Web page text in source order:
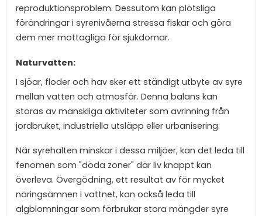
reproduktionsproblem. Dessutom kan plötsliga
förändringar i syrenivåerna stressa fiskar och göra
dem mer mottagliga för sjukdomar.
Naturvatten:
I sjöar, floder och hav sker ett ständigt utbyte av syre
mellan vatten och atmosfär. Denna balans kan
störas av mänskliga aktiviteter som avrinning från
jordbruket, industriella utsläpp eller urbanisering.
När syrehalten minskar i dessa miljöer, kan det leda till
fenomen som "döda zoner" där liv knappt kan
överleva. Övergödning, ett resultat av för mycket
näringsämnen i vattnet, kan också leda till
algblomningar som förbrukar stora mängder syre